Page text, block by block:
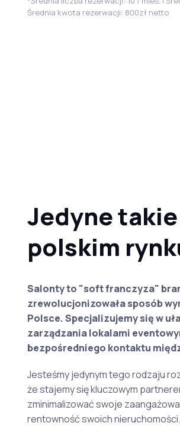
Średnia kwota rezerwacji: 800zł netto
Jedyne
polskim
Salonty to "soft franczyza"
zrewolucjonizowała sposób
Polsce. Specjalizujemy się w
zarządzania lokalami
bezpośredniego kontaktu
Jesteśmy jedynym tego rodzaju
że stajemy się kluczowym
zminimalizować swoje
rentowność swoich nieruchomości.